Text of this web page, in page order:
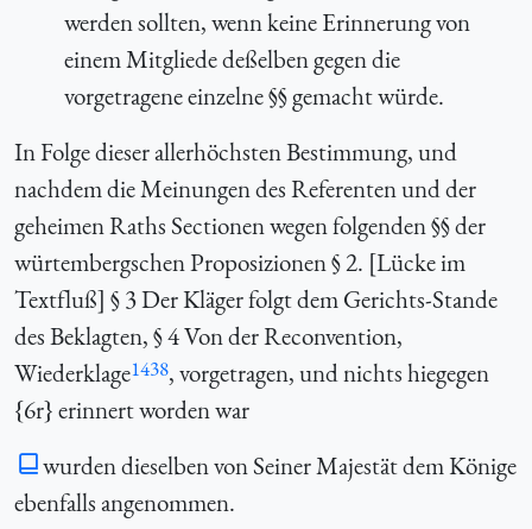
werden sollten, wenn keine Erinnerung von
einem Mitgliede deßelben gegen die
vorgetragene einzelne §§ gemacht würde.
In Folge dieser allerhöchsten Bestimmung, und
nachdem die Meinungen des Referenten und der
geheimen Raths Sectionen wegen folgenden §§ der
würtembergschen Proposizionen § 2. [Lücke im
Textfluß] § 3 Der Kläger folgt dem Gerichts-Stande
des Beklagten, § 4 Von der Reconvention,
Wiederklage1438, vorgetragen, und nichts hiegegen
{6r} erinnert worden war
wurden dieselben von Seiner Majestät dem Könige
ebenfalls angenommen.